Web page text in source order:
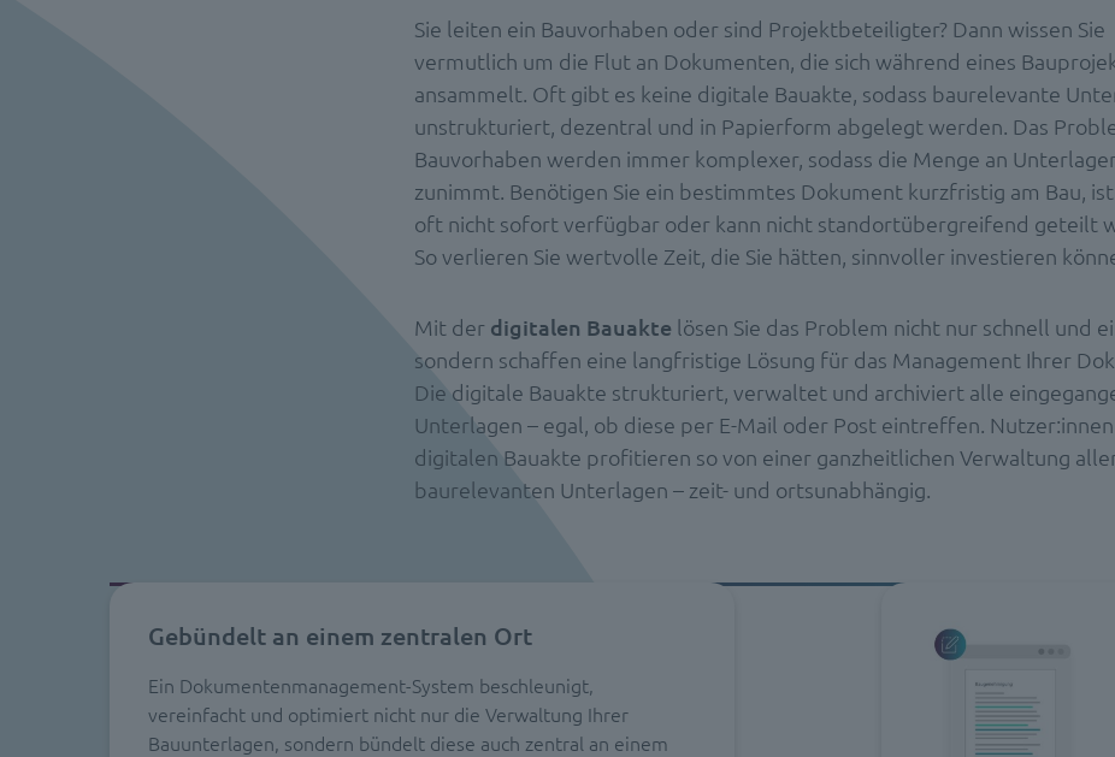
Sie leiten ein Bauvorhaben oder sind Projektbeteiligter? Dann wissen Sie
vermutlich um die Flut an Dokumenten, die sich während eines
ansammelt. Oft gibt es keine digitale Bauakte, sodass baurelevante
unstrukturiert, dezentral und in Papierform abgelegt werden. Das
Bauvorhaben werden immer komplexer, sodass die Menge an
zunimmt. Benötigen Sie ein bestimmtes Dokument kurzfristig am Bau,
oft nicht sofort verfügbar oder kann nicht standortübergreifend geteilt
So verlieren Sie wertvolle Zeit, die Sie hätten, sinnvoller investieren
Mit der digitalen Bauakte lösen Sie das Problem nicht nur schnell und
sondern schaffen eine langfristige Lösung für das Management Ihrer
Die digitale Bauakte strukturiert, verwaltet und archiviert alle
Unterlagen – egal, ob diese per E-Mail oder Post eintreffen.
digitalen Bauakte profitieren so von einer ganzheitlichen Verwaltung
baurelevanten Unterlagen – zeit- und ortsunabhängig.
Gebündelt an einem zentralen Ort
Ein Dokumentenmanagement-System beschleunigt,
vereinfacht und optimiert nicht nur die Verwaltung Ihrer
Bauunterlagen, sondern bündelt diese auch zentral an einem